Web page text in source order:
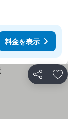
料金を表示
シェア お